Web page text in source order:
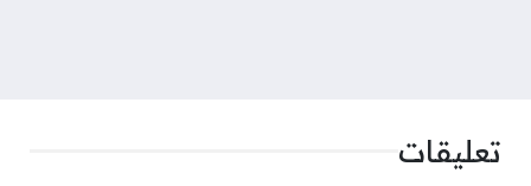
تعليقات